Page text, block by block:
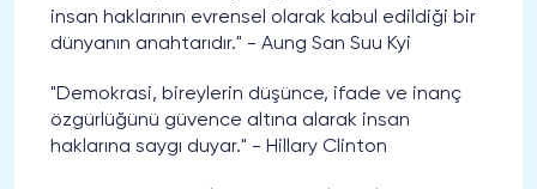
insan haklarının evrensel olarak kabul edildiği bir
dünyanın anahtarıdır." - Aung San Suu Kyi
"Demokrasi, bireylerin düşünce, ifade ve inanç
özgürlüğünü güvence altına alarak insan
haklarına saygı duyar." - Hillary Clinton